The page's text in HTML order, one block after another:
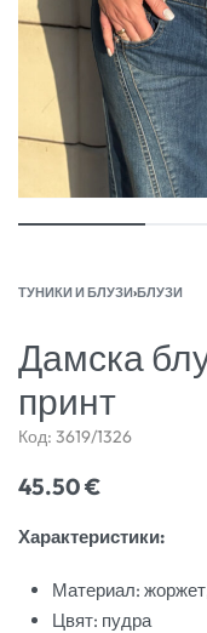
ТУНИКИ И БЛУЗИ›БЛУЗИ
Дамска
принт
Код: 3619/1326
45.50€
Характеристики:
Материал:
Цвят: пудра